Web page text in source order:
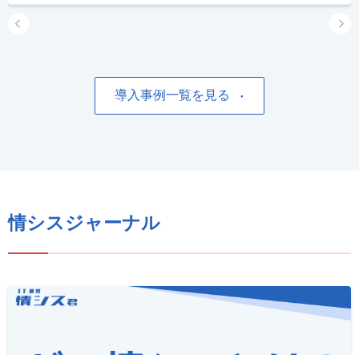
導入事例一覧を見る
情シスジャーナル